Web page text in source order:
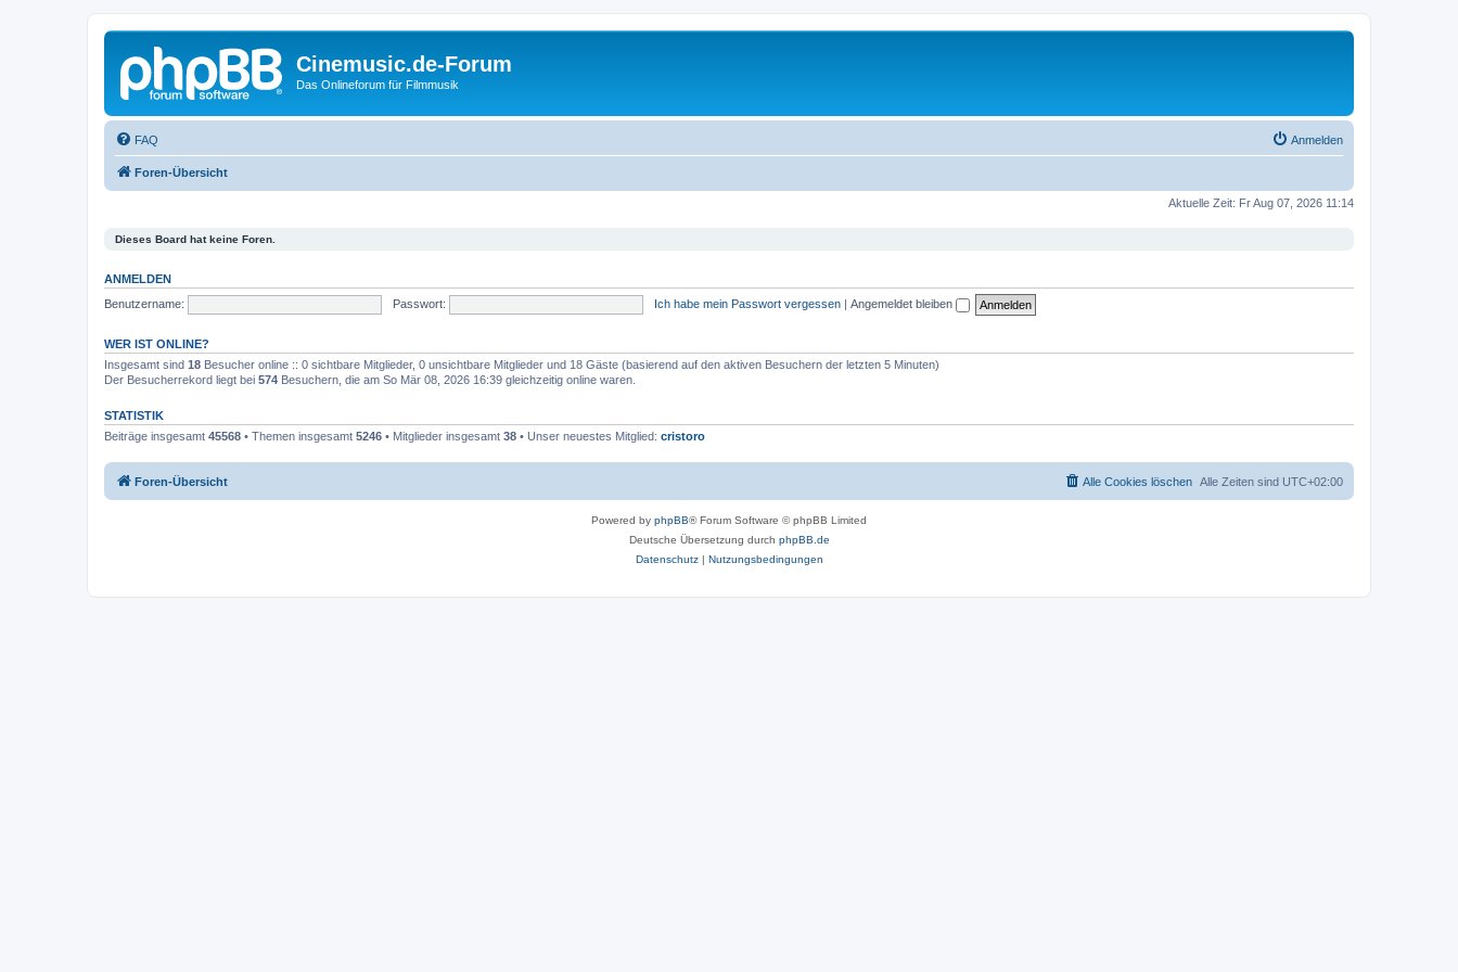
Cinemusic.de-Forum
Das Onlineforum für Filmmusik
FAQ Anmelden
Foren-Übersicht
Aktuelle Zeit: Fr Aug 07, 2026 11:14
Dieses Board hat keine Foren.
ANMELDEN
Benutzername:
Passwort: Ich habe mein Passwort vergessen | Angemeldet bleiben
WER IST ONLINE?
Insgesamt sind 18 Besucher online :: 0 sichtbare Mitglieder, 0 unsichtbare Mitglieder und 18 Gäste (basierend auf den aktiven Besuchern der letzten 5 Minuten)
Der Besucherrekord liegt bei 574 Besuchern, die am So Mär 08, 2026 16:39 gleichzeitig online waren.
STATISTIK
Beiträge insgesamt 45568 • Themen insgesamt 5246 • Mitglieder insgesamt 38 • Unser neuestes Mitglied: cristoro
Foren-Übersicht Alle Zeiten sind UTC+02:00
Alle Cookies löschen
Powered by phpBB® Forum Software © phpBB Limited
Deutsche Übersetzung durch phpBB.de
Datenschutz| Nutzungsbedingungen